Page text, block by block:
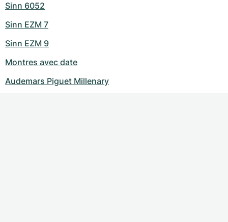
Sinn 6052
Sinn EZM 7
Sinn EZM 9
Montres avec date
Audemars Piguet Millenary